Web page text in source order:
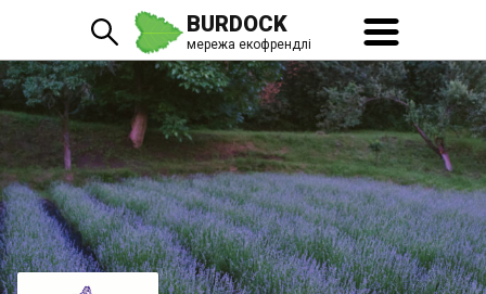
BURDOCK
мережа екофрендлі